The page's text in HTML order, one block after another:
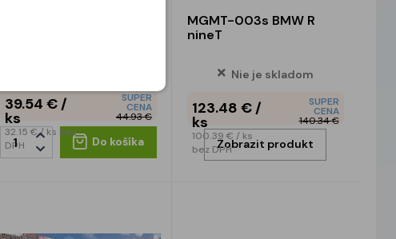
39.54 €/
ks
32.15 €/ ks bez
DPH
SUPER
CENA
44.93 €
Do košíka
MGMT-003s BMW R
nineT
Nie je skladom
123.48 €/
ks
100.39 € / ks
bez DPH
SUPER
CENA
140.34 €
Zobrazit produkt